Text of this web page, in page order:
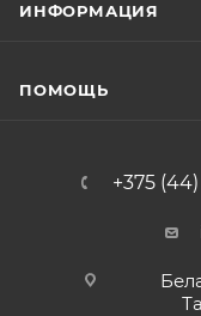
ИНФОРМАЦИЯ
ПОМОЩЬ
+375